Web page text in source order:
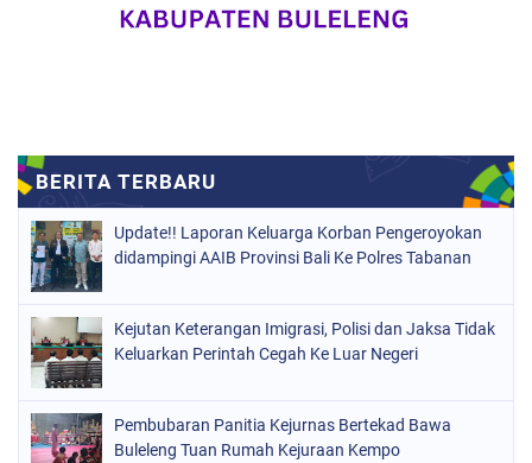
Update!! Laporan Keluarga Korban Pengeroyokan
didampingi AAIB Provinsi Bali Ke Polres Tabanan
Kejutan Keterangan Imigrasi, Polisi dan Jaksa Tidak
Keluarkan Perintah Cegah Ke Luar Negeri
Pembubaran Panitia Kejurnas Bertekad Bawa
Buleleng Tuan Rumah Kejuraan Kempo